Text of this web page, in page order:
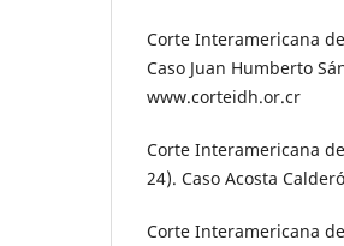
Corte Interamericana
Caso Juan Humberto
www.corteidh.or.cr
Corte Interamericana
24). Caso Acosta
Corte Interamericana